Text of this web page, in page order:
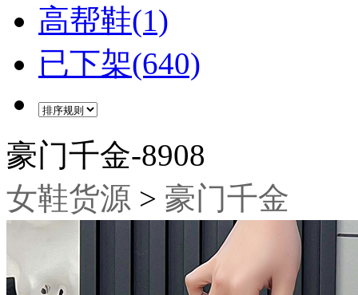
高帮鞋(1)
已下架(640)
豪门千金-8908
女鞋货源 > 豪门千金